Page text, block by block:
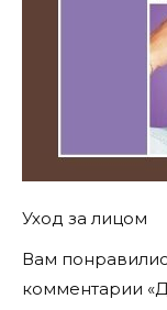
Уход за лицом
Вам
комментарии